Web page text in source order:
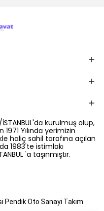
İSTANBUL'da kurulmuş olup,
Yılında yerimizin
haliç sahil tarafına açılan
1983'te istimlakı
'a taşınmıştır.
Pendik Oto Sanayi Takım